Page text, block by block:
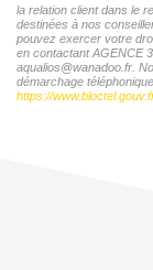
la relation client dans le
destinées à nos
pouvez exercer votre
en contactant AGENCE
aqualios@wanadoo.fr.
démarchage
https://